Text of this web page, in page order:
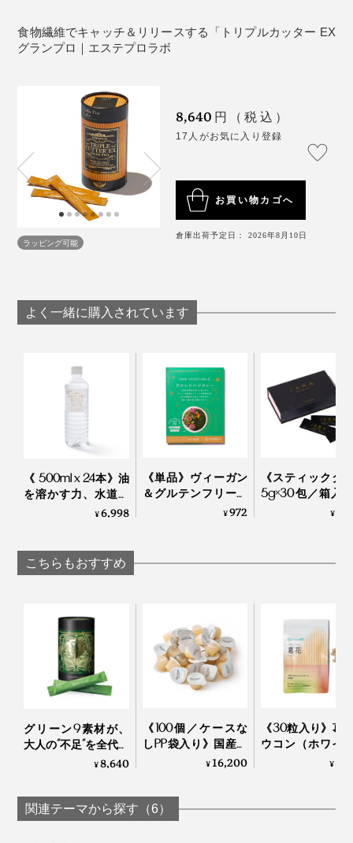
乳幼児、小児の手の届かないところに保存してくだ
さい。
などを切る場合があります。お取り扱いにはくれぐ
れもご注意ください。
アルミスティックの開封後は、なるべく早くにお召
し上がりください。
食生活は、主食、主菜、副菜を基本に、食事のバラ
ンスを。
食物繊維でキャッチ＆リリースする「トリプルカッター EX
グランプロ｜エステプロラボ
ラッピング可能
8,640 円（税込）
17人がお気に入り登録
お買い物カゴへ
倉庫出荷予定日： 2026年8月10日
よく一緒に購入されています
《 500ml x 24本》油
を溶かす力、水道水
の1.73倍！富士山麓地
「ファストプロウォ
ーター グランプロ」
¥6,998
《単品》ヴィーガン
＆グルテンフリー、
レトルトなのにカラ
¥972
《スティックタ
5g×30包／箱入
非加熱・無濾
¥
こちらもおすすめ
グリーン9素材が、
大人の“不足“を全代行
する「発酵グリーン
¥8,640
《100個／ケースな
しPP袋入り》国産マ
カ配合 夜はハイボー
ップ」｜マカレモン
¥16,200
《30粒入り》葛
ウコン（ホワイ
ルクミン）・す
ト｜葛花
¥
関連テーマから探す（6）